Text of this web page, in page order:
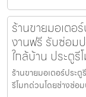
ร้านขายมอเตอ
งานฟรี รับซ่อม
ใกล้บ้าน ประตูรี
ร้านขายมอเตอร์ประ
รีโมทด่วนโดยช่างซ่อ